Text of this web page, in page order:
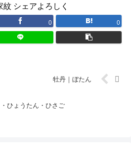
紋 シェアよろしく
0 0
牡丹｜ぼたん
ひょうたん・ひさご